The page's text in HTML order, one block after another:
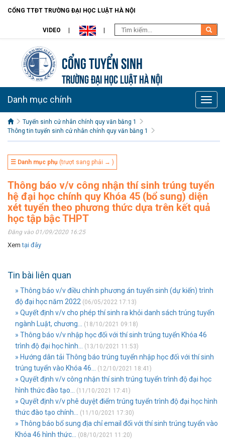
CỔNG TTĐT TRƯỜNG ĐẠI HỌC LUẬT HÀ NỘI
VIDEO
Cổng tuyển sinh
TRƯỜNG ĐẠI HỌC LUẬT HÀ NỘI
Toggle
Danh mục chính
Tuyển sinh cử nhân chính quy văn bằng 1
Thông tin tuyển sinh cử nhân chính quy văn bằng 1
☰ Danh mục phụ (trượt sang phải → )
Thông báo v/v công nhận thí sinh trúng tuyển
hệ đại học chính quy Khóa 45 (bổ sung) diện
xét tuyển theo phương thức dựa trên kết quả
học tập bậc THPT
Đăng vào 01/09/2020 16:25
Xemtại đây
Tin bài liên quan
» Thông báo v/v điều chỉnh phương án tuyển sinh (dự kiến) trình
độ đại học năm 2022 (06/05/2022 17:13)
» Quyết định v/v cho phép thí sinh ra khỏi danh sách trúng tuyển
ngành Luật, chương...
(18/10/2021 09:18)
» Thông báo v/v nhập học đối với thí sinh trúng tuyển Khóa 46
trình độ đại học hình...
(13/10/2021 11:53)
» Hướng dân tải Thông báo trúng tuyển nhập học đối với thí sinh
trúng tuyển vào Khóa 46...
(12/10/2021 18:41)
» Quyết định v/v công nhận thí sinh trúng tuyển trình độ đại học
hình thức đào tạo...
(11/10/2021 17:41)
» Quyết định v/v phê duyệt điểm trúng tuyển trình độ đại học hình
thức đào tạo chính...
(11/10/2021 17:30)
» Thông báo bổ sung địa chỉ email đối với thí sinh trúng tuyển vào
Khóa 46 hình thức...
(08/10/2021 11:20)